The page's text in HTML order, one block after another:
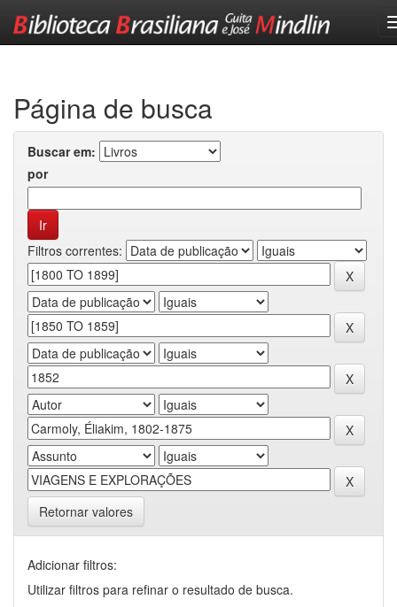
Página de busca
Buscar em:
por
Filtros correntes:
Retornar valores
Adicionar filtros:
Utilizar filtros para refinar o resultado de busca.